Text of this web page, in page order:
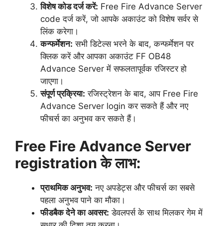
विशेष कोड दर्ज करें: Free Fire Advance Server
code दर्ज करें, जो आपके अकाउंट को विशेष सर्वर से
लिंक करेगा।
कन्फर्मेशन: सभी डिटेल्स भरने के बाद, कन्फर्मेशन पर
क्लिक करें और आपका अकाउंट FF OB48
Advance Server में सफलतापूर्वक रजिस्टर हो
जाएगा।
संपूर्ण प्रक्रिया: रजिस्ट्रेशन के बाद, आप Free Fire
Advance Server login कर सकते हैं और नए
फीचर्स का अनुभव कर सकते हैं।
Free Fire Advance Server
registration के लाभ:
प्राथमिक अनुभव: नए अपडेट्स और फीचर्स का सबसे
पहला अनुभव पाने का मौका।
फीडबैक देने का अवसर: डेवलपर्स के साथ मिलकर गेम में